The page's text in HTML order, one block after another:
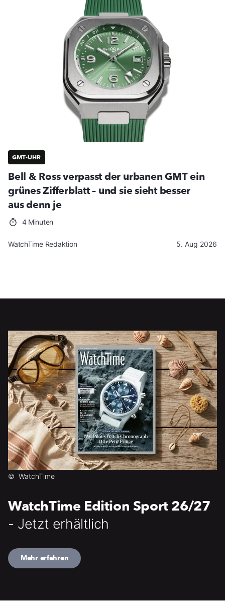
GMT-UHR
Bell & Ross verpasst der urbanen GMT ein
grünes Zifferblatt – und sie sieht besser
aus denn je
4 Minuten
WatchTime Redaktion 5. Aug 2026
© WatchTime
WatchTime Edition Sport 26/27
- Jetzt erhältlich
Mehr erfahren